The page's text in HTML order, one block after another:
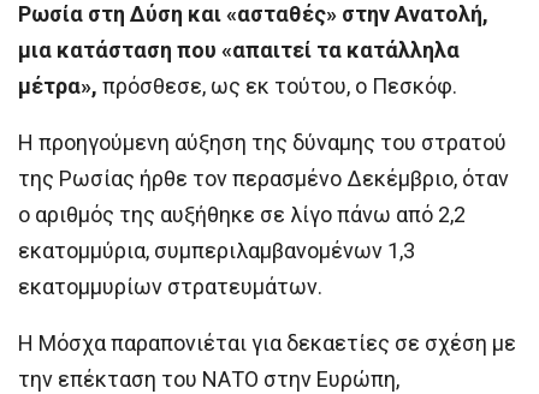
Ρωσία στη Δύση και «ασταθές» στην Ανατολή,
μια κατάσταση που «απαιτεί τα κατάλληλα
μέτρα», πρόσθεσε, ως εκ τούτου, ο Πεσκόφ.
Η προηγούμενη αύξηση της δύναμης του στρατού
της Ρωσίας ήρθε τον περασμένο Δεκέμβριο, όταν
ο αριθμός της αυξήθηκε σε λίγο πάνω από 2,2
εκατομμύρια, συμπεριλαμβανομένων 1,3
εκατομμυρίων στρατευμάτων.
Η Μόσχα παραπονιέται για δεκαετίες σε σχέση με
την επέκταση του ΝΑΤΟ στην Ευρώπη,